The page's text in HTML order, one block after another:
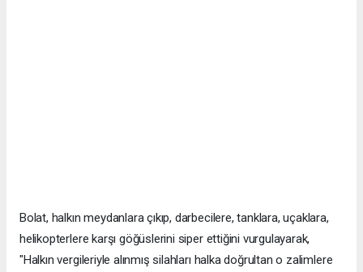
Bolat, halkın meydanlara çıkıp, darbecilere, tanklara, uçaklara,
helikopterlere karşı göğüslerini siper ettiğini vurgulayarak,
"Halkın vergileriyle alınmış silahları halka doğrultan o zalimlere